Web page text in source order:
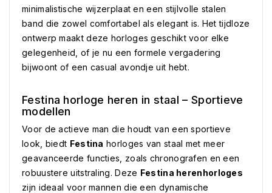
minimalistische wijzerplaat en een stijlvolle stalen
band die zowel comfortabel als elegant is. Het tijdloze
ontwerp maakt deze horloges geschikt voor elke
gelegenheid, of je nu een formele vergadering
bijwoont of een casual avondje uit hebt.
Festina horloge heren in staal – Sportieve
modellen
Voor de actieve man die houdt van een sportieve
look, biedt Festina horloges van staal met meer
geavanceerde functies, zoals chronografen en een
robuustere uitstraling. Deze Festina herenhorloges
zijn ideaal voor mannen die een dynamische